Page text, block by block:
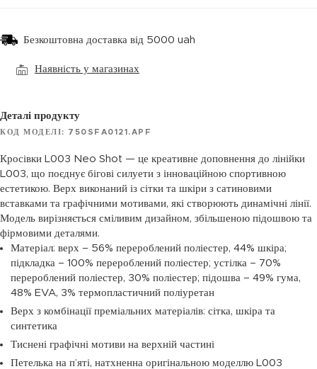
Безкоштовна доставка від 5000 uah
Наявність у магазинах
Деталі продукту
КОД МОДЕЛІ: 750SFA0121.APF
Кросівки L003 Neo Shot — це креативне доповнення до лінійки
L003, що поєднує бігові силуети з інноваційною спортивною
естетикою. Верх виконаний із сітки та шкіри з сатиновими
вставками та графічними мотивами, які створюють динамічні лінії.
Модель вирізняється сміливим дизайном, збільшеною підошвою та
фірмовими деталями.
Матеріал: верх – 56% перероблений поліестер, 44% шкіра;
підкладка – 100% перероблений поліестер; устілка – 70%
перероблений поліестер, 30% поліестер; підошва – 49% гума,
48% EVA, 3% термопластичний поліуретан
Верх з комбінації преміальних матеріалів: сітка, шкіра та
синтетика
Тиснені графічні мотиви на верхній частині
Петелька на п’яті, натхненна оригінальною моделлю L003